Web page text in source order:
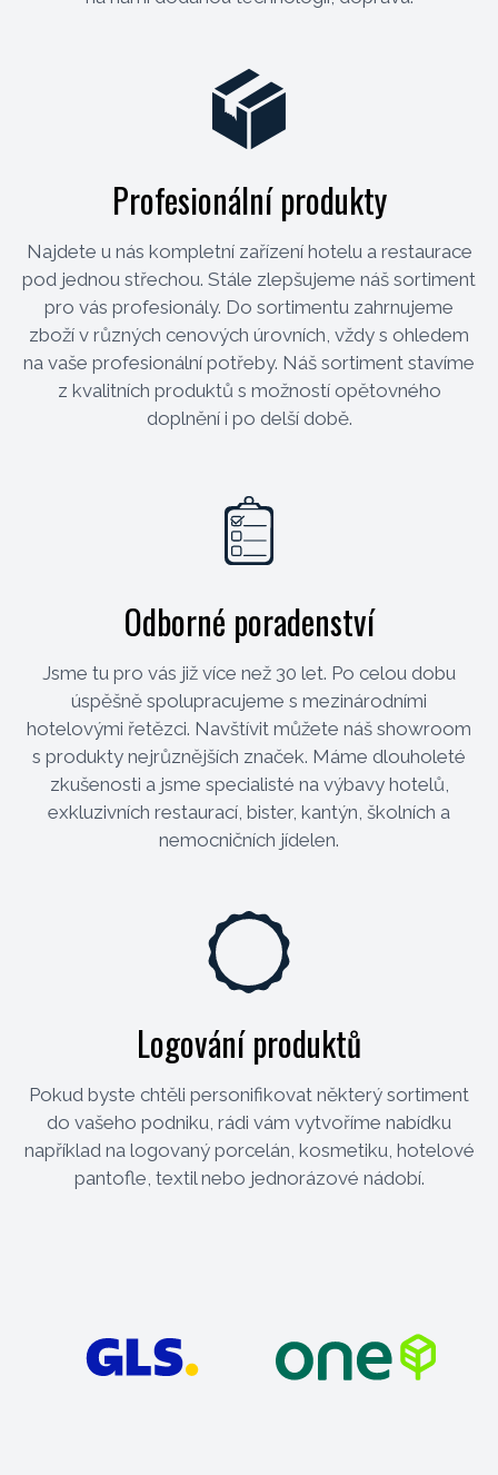
Profesionální produkty
Najdete u nás kompletní zařízení hotelu a restaurace
pod jednou střechou. Stále zlepšujeme náš sortiment
pro vás profesionály. Do sortimentu zahrnujeme
zboží v různých cenových úrovních, vždy s ohledem
na vaše profesionální potřeby. Náš sortiment stavíme
z kvalitních produktů s možností opětovného
doplnění i po delší době.
Odborné poradenství
Jsme tu pro vás již více než 30 let. Po celou dobu
úspěšně spolupracujeme s mezinárodními
hotelovými řetězci. Navštívit můžete náš showroom
s produkty nejrůznějších značek. Máme dlouholeté
zkušenosti a jsme specialisté na výbavy hotelů,
exkluzivních restaurací, bister, kantýn, školních a
nemocničních jídelen.
Logování produktů
Pokud byste chtěli personifikovat některý sortiment
do vašeho podniku, rádi vám vytvoříme nabídku
například na logovaný porcelán, kosmetiku, hotelové
pantofle, textil nebo jednorázové nádobí.